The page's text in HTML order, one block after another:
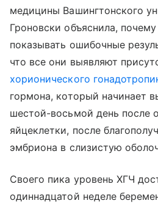
медицины Вашингтонского
Гроновски объяснила,
показывать ошибочные
что все они выявляют
хорионического
гормона, который начинает
шестой-восьмой день после
яйцеклетки, после
эмбриона в слизистую
Своего пика уровень ХГЧ
одиннадцатой неделе